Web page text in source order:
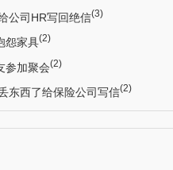
公司HR写回绝信(3)
怨家具(2)
参加聚会(2)
东西了给保险公司写信(2)